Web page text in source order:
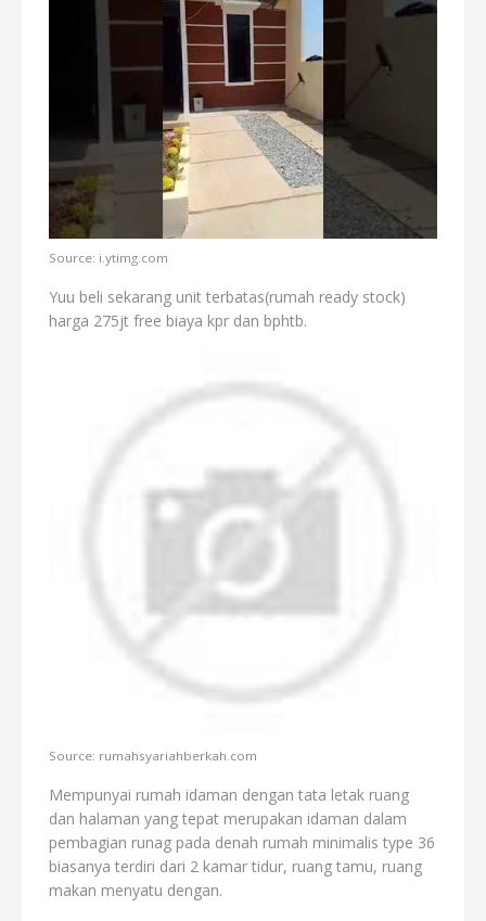
Source: i.ytimg.com
Yuu beli sekarang unit terbatas(rumah ready stock)
harga 275jt free biaya kpr dan bphtb.
Source: rumahsyariahberkah.com
Mempunyai rumah idaman dengan tata letak ruang
dan halaman yang tepat merupakan idaman dalam
pembagian runag pada denah rumah minimalis type 36
biasanya terdiri dari 2 kamar tidur, ruang tamu, ruang
makan menyatu dengan.